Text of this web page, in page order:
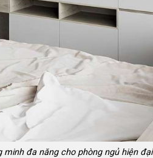
đa năng cho phòng ngủ hiện